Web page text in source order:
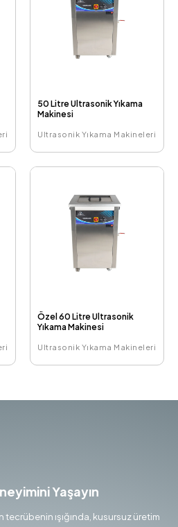
50 Litre Ultrasonik Yıkama
Makinesi
Ultrasonik Yıkama Makineleri
Özel 60 Litre Ultrasonik
Yıkama Makinesi
Ultrasonik Yıkama Makineleri
Yaşayın
tecrübenin ışığında, kusursuz üretim